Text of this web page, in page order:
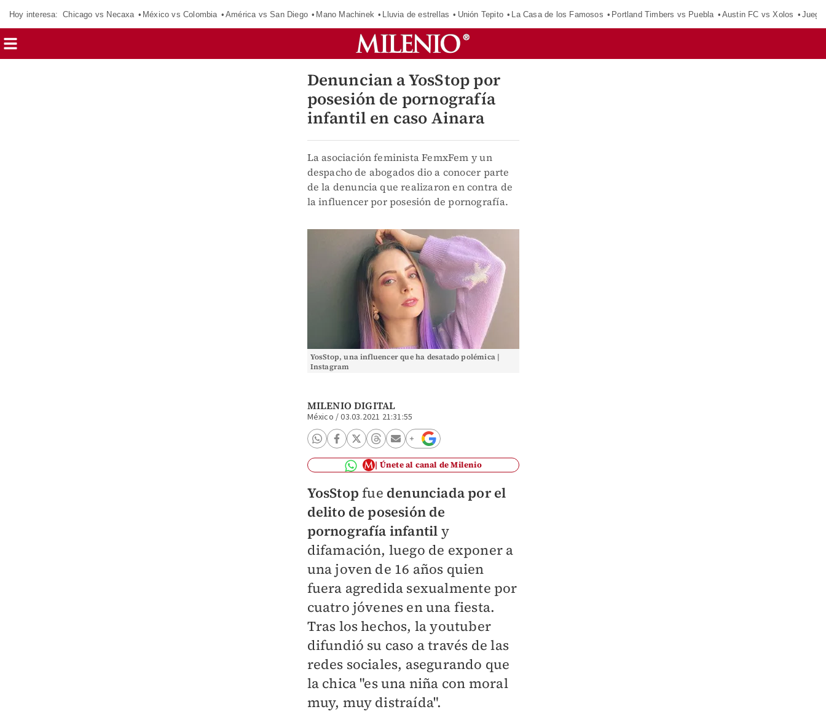
Hoy interesa: Chicago vs Necaxa México vs Colombia América vs San Diego Mano Machinek Lluvia de estrellas Unión Tepito La Casa de los Famosos Portland Timbers vs Puebla Austin FC vs Xolos
Denuncian a YosStop por
posesión de pornografía
infantil en caso Ainara
La asociación feminista FemxFem y un
despacho de abogados dio a conocer parte
de la denuncia que realizaron en contra de
la influencer por posesión de pornografía.
YosStop, una influencer que ha desatado polémica |
Instagram
MILENIO DIGITAL
México /03.03.2021 21:31:55
Únete al canal de Milenio
YosStop fue denunciada por el
delito de posesión de
pornografía infantil y
difamación, luego de exponer a
una joven de 16 años quien
fuera agredida sexualmente por
cuatro jóvenes en una fiesta.
Tras los hechos, la youtuber
difundió su caso a través de las
redes sociales, asegurando que
la chica "es una niña con moral
muy, muy distraída".